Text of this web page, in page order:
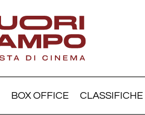
BOX OFFICE CLASSIFICHE